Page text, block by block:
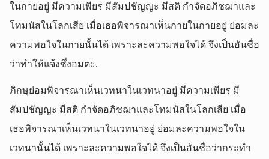
ในกายอยู่ มีความเพียร มีสัมปชัญญะ มีสติ กำจัดอภิชฌาและ
โทมนัสในโลกเสีย เมื่อเธอพิจารณาเห็นกายในกายอยู่ ย่อมละ
ความพอใจในกายนั้นได้ เพราะละความพอใจได้ จึงเป็นอันชื่อ
ว่าทำให้แจ้งซึ่งอมตะ.
ภิกษุย่อมพิจารณาเห็นเวทนาในเวทนาอยู่ มีความเพียร มี
สัมปชัญญะ มีสติ กำจัดอภิชฌาและโทมนัสในโลกเสีย เมื่อ
เธอพิจารณาเห็นเวทนาในเวทนาอยู่ ย่อมละความพอใจใน
เวทนานั้นได้ เพราะละความพอใจได้ จึงเป็นอันชื่อว่ากระทำ